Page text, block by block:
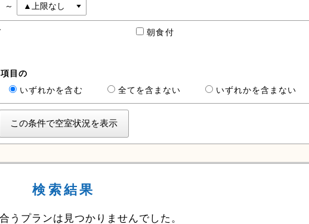
～
朝食付
目の
いずれかを含む 全てを含まない いずれかを含まない
検索結果
うプランは見つかりませんでした。